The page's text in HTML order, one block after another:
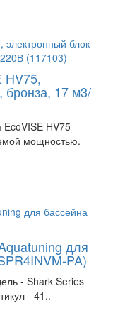
HV75,
бронза, 17 м3/
HV75
мощностью.
для
PA)
- Shark Series
- 41..